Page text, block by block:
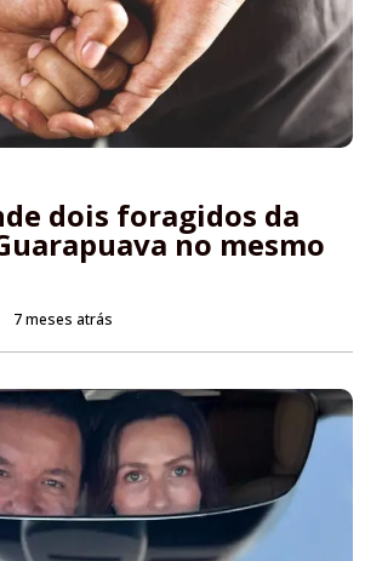
dois foragidos da
no mesmo
7 meses atrás